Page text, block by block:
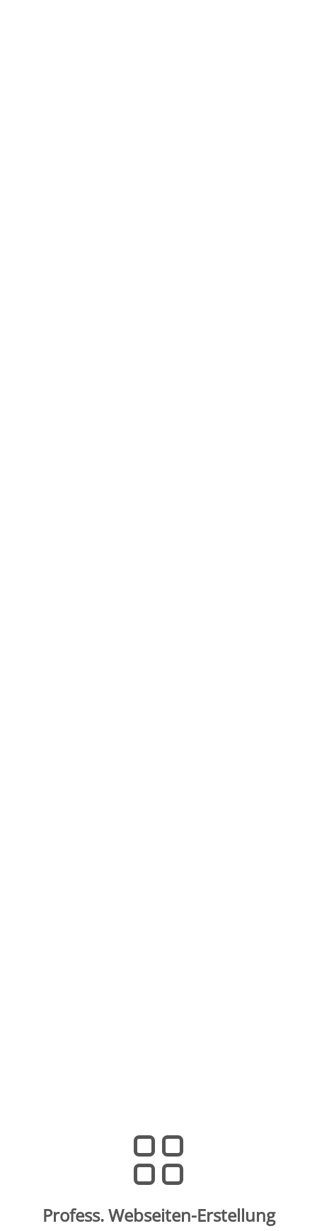
Profess. Webseiten-Erstellung